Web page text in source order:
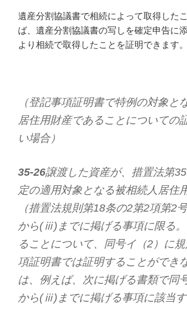
遺産分割協議書で相続によって取得した
ば、遺産分割協議書の写しを確定申告に
より相続で取得したことを証明できます。
（登記事項証明書で特例の対象と
居住用財産であることについての
い場合）
35-26譲渡した資産が、措置法第
定の適用対象となる被相続人居住
（措置法規則第18条の2第2項第2
から(ⅲ)までに掲げる事項に限る
ることについて、同号イ（2）に
項証明書では証明することができ
は、例えば、次に掲げる書類で同
から(ⅲ)までに掲げる事項に該当